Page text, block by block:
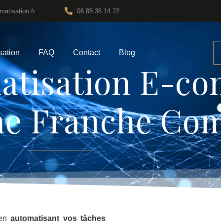
06 88 36 14 22
FAQ Contact Blog
commerce E-
Franche
automatisant vos tâches